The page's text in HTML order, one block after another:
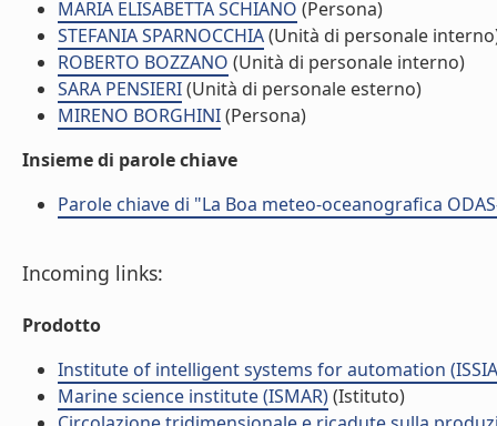
MARIA ELISABETTA SCHIANO (Persona)
STEFANIA SPARNOCCHIA(Unità di personale
ROBERTO BOZZANO (Unità di personale interno)
SARA PENSIERI(Unità di personale esterno)
MIRENO BORGHINI(Persona)
Insieme di parole chiave
Parole chiave di "La Boa meteo-oceanografica
Incoming links:
Prodotto
Institute of intelligent systems for automation
Marine science institute (ISMAR)(Istituto)